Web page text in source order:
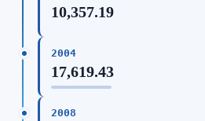
10,357.19
2004
17,619.43
2008